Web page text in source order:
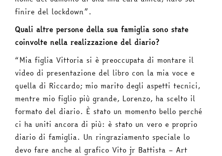
finire del lockdown”.
Quali altre persone della sua famiglia sono state
coinvolte nella realizzazione del diario?
“Mia figlia Vittoria si è preoccupata di montare il
video di presentazione del libro con la mia voce e
quella di Riccardo; mio marito degli aspetti tecnici,
mentre mio figlio più grande, Lorenzo, ha scelto il
formato del diario. È stato un momento bello perché
ci ha uniti ancora di più: è stato un vero e proprio
diario di famiglia. Un ringraziamento speciale lo
devo fare anche al grafico Vito jr Battista – Art